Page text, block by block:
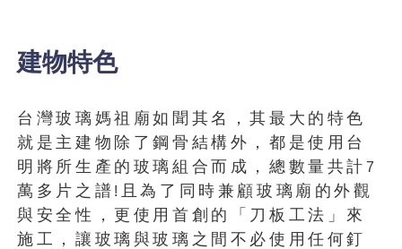
建物特色
台灣玻璃媽祖廟如聞其名，其最大的特色
就是主建物除了鋼骨結構外，都是使用台
明將所生產的玻璃組合而成，總數量共計 7
萬多片之譜 ! 且為了同時兼顧玻璃廟的外觀
與安全性，更使用首創的「刀板工法」來
施工，讓玻璃與玻璃之間不必使用任何釘